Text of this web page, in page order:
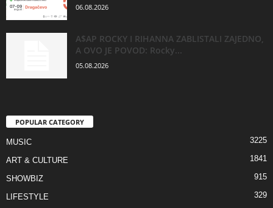
06.08.2026
A$AP ROCKY I RIHANNA ZABLISTALI ZAJEDNO,
A OVO JE POVOD: Rocky...
05.08.2026
POPULAR CATEGORY
MUSIC 3225
ART & CULTURE 1841
SHOWBIZ 915
LIFESTYLE 329